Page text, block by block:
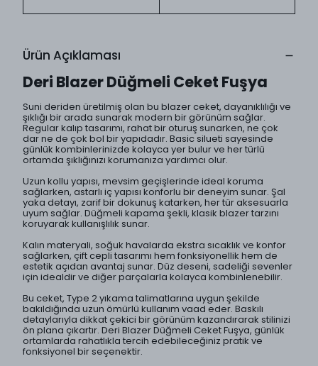
Ürün Açıklaması
Deri Blazer Düğmeli Ceket Fuşya
Suni deriden üretilmiş olan bu blazer ceket, dayanıklılığı ve
şıklığı bir arada sunarak modern bir görünüm sağlar.
Regular kalıp tasarımı, rahat bir oturuş sunarken, ne çok
dar ne de çok bol bir yapıdadır. Basic silueti sayesinde
günlük kombinlerinizde kolayca yer bulur ve her türlü
ortamda şıklığınızı korumanıza yardımcı olur.
Uzun kollu yapısı, mevsim geçişlerinde ideal koruma
sağlarken, astarlı iç yapısı konforlu bir deneyim sunar. Şal
yaka detayı, zarif bir dokunuş katarken, her tür aksesuarla
uyum sağlar. Düğmeli kapama şekli, klasik blazer tarzını
koruyarak kullanışlılık sunar.
Kalın materyali, soğuk havalarda ekstra sıcaklık ve konfor
sağlarken, çift cepli tasarımı hem fonksiyonellik hem de
estetik açıdan avantaj sunar. Düz deseni, sadeliği sevenler
için idealdir ve diğer parçalarla kolayca kombinlenebilir.
Bu ceket, Type 2 yıkama talimatlarına uygun şekilde
bakıldığında uzun ömürlü kullanım vaad eder. Baskılı
detaylarıyla dikkat çekici bir görünüm kazandırarak stilinizi
ön plana çıkartır. Deri Blazer Düğmeli Ceket Fuşya, günlük
ortamlarda rahatlıkla tercih edebileceğiniz pratik ve
fonksiyonel bir seçenektir.